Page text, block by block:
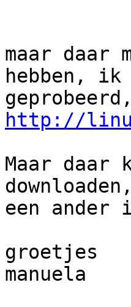
maar daar
hebben, ik
http://
Maar daar
een ander
groetjes
manuela